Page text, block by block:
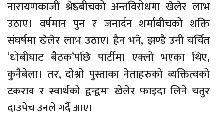
नारायणकाजी श्रेष्ठबीचको अन्तविरोधमा खेलेर लाभ
उठाए। वर्षमान पुन र जनार्दन शर्माबीचको शक्ति
संघर्षमा खेलेर लाभ उठाए। हैन भने, झण्डै उनी चर्चित
‘धोबीघाट बैठक’पछि पार्टीमा एक्लो भएका थिए,
कुनैबेला। तर, दोश्रो पुस्ताका नेताहरुको व्यक्तित्वको
टकराव र स्वार्थको द्वन्द्वमा खेलेर फाइदा लिने चतुर
दाउपेच उनले गर्दै आए।